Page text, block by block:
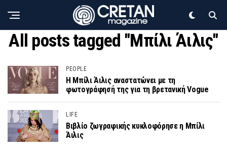
All posts tagged "Μπίλι Άιλις"
PEOPLE
Η Μπίλι Άιλις αναστατώνει με τη
φωτογράφησή της για τη βρετανική Vogue
LIFE
Βιβλίο ζωγραφικής κυκλοφόρησε η Μπίλι
Άιλις